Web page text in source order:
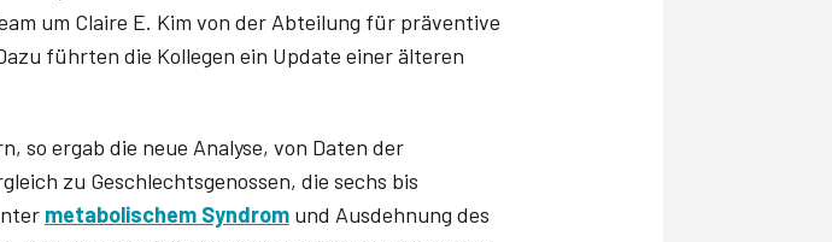
um Claire E. Kim von der Abteilung für präventive
führten die Kollegen ein Update einer älteren
so ergab die neue Analyse, von Daten der
zu Geschlechtsgenossen, die sechs bis
metabolischem Syndrom und Ausdehnung des